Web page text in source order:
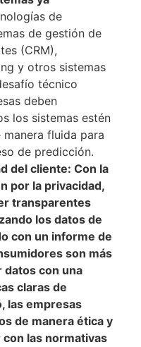
de
de gestión de
(CRM),
y otros sistemas
técnico
deben
los sistemas estén
fluida para
de predicción.
del cliente: Con la
por la privacidad,
transparentes
los datos de
con un informe de
son más
datos con una
claras de
las empresas
de manera ética y
las normativas